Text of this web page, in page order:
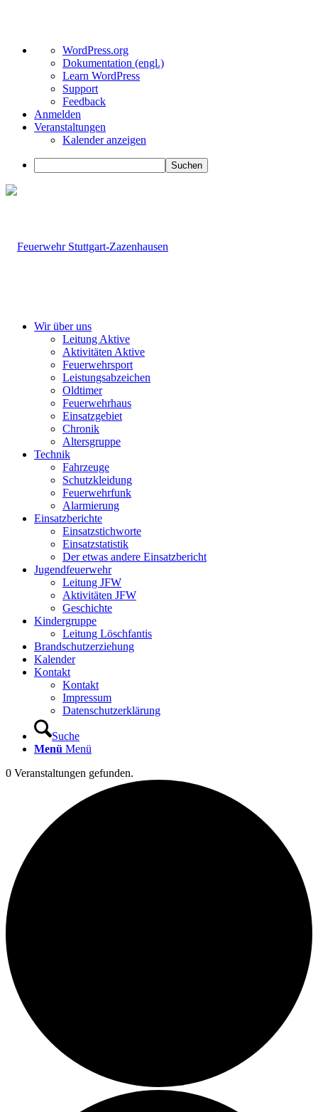
Über
WordPress
WordPress.org
Dokumentation (engl.)
Learn WordPress
Support
Feedback
Anmelden
Veranstaltungen
Kalender anzeigen
Suchen
Wir über uns
Leitung Aktive
Aktivitäten Aktive
Feuerwehrsport
Leistungsabzeichen
Oldtimer
Feuerwehrhaus
Einsatzgebiet
Chronik
Altersgruppe
Technik
Fahrzeuge
Schutzkleidung
Feuerwehrfunk
Alarmierung
Einsatzberichte
Einsatzstichworte
Einsatzstatistik
Der etwas andere Einsatzbericht
Jugendfeuerwehr
Leitung JFW
Aktivitäten JFW
Geschichte
Kindergruppe
Leitung Löschfantis
Brandschutzerziehung
Kalender
Kontakt
Kontakt
Impressum
Datenschutzerklärung
Suche
Menü Menü
0 Veranstaltungen gefunden.